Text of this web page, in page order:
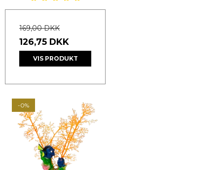
169,00 DKK
126,75 DKK
VIS PRODUKT
-0%